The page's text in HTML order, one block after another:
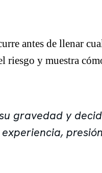
antes de llenar
riesgo y muestra
gravedad y